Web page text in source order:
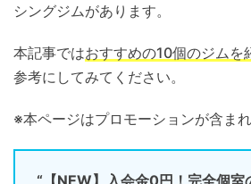
シングジムがあります。
本記事ではおすすめの10個のジムを
参考にしてみてください。
※本ページはプロモーションが含ま
“【NEW】入会金0円！完全個室